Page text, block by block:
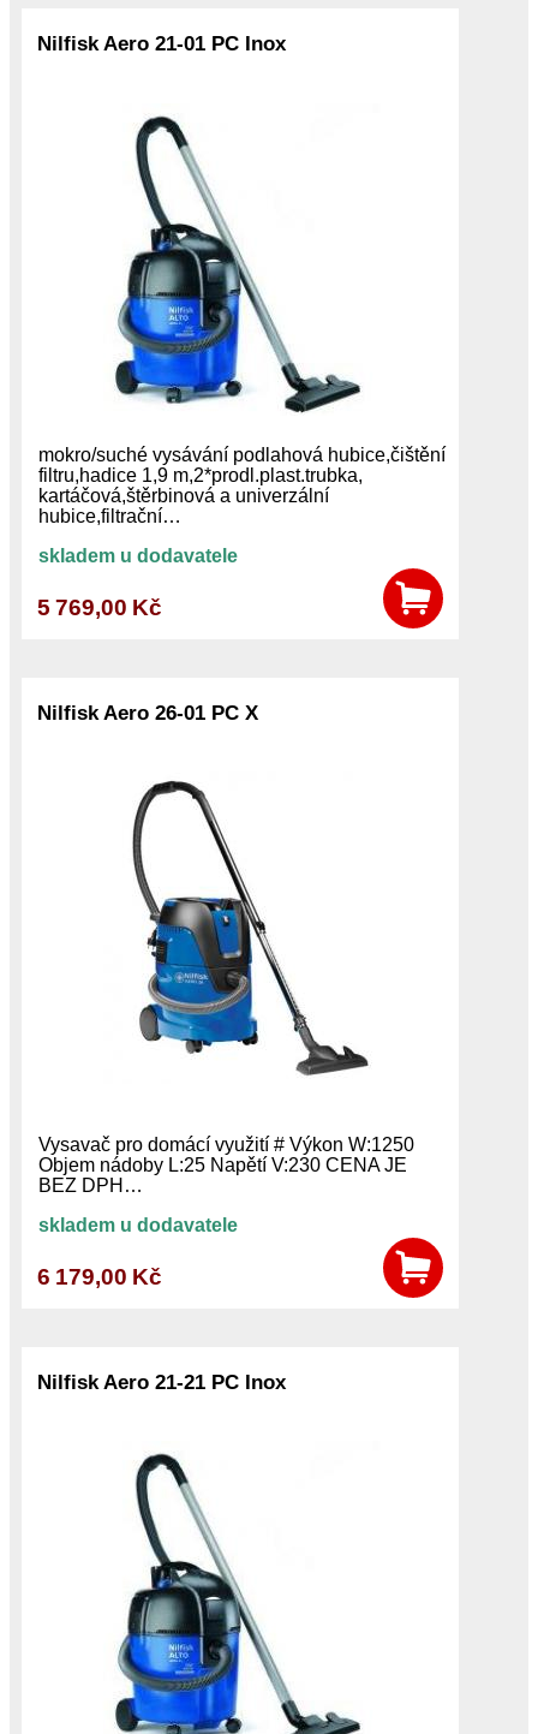
Nilfisk Aero 21-01 PC Inox
mokro/suché vysávání podlahová hubice,čištění
filtru,hadice 1,9 m,2*prodl.plast.trubka,
kartáčová,štěrbinová a univerzální
hubice,filtrační…
skladem u dodavatele
5 769,00 Kč
Nilfisk Aero 26-01 PC X
Vysavač pro domácí využití # Výkon W:1250
Objem nádoby L:25 Napětí V:230 CENA JE
BEZ DPH…
skladem u dodavatele
6 179,00 Kč
Nilfisk Aero 21-21 PC Inox